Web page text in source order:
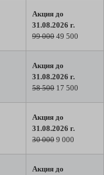
Акция до
31.08.2026 г.
99 000 49 500
Акция до
31.08.2026 г.
58 500 17 500
Акция до
31.08.2026 г.
30 000 9 000
Акция до